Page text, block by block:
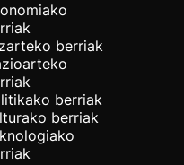
berriak
berriak
berriak